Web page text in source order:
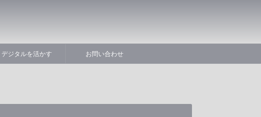
デジタルを活かす お問い合わせ